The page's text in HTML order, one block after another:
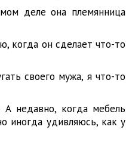
деле она племянница
когда он сделает что-то
своего мужа, я что-то
недавно, когда мебель
иногда удивляюсь, как у